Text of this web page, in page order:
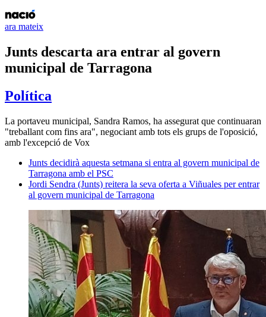
ara mateix
Junts descarta ara entrar al govern
municipal de Tarragona
Política
La portaveu municipal, Sandra Ramos, ha assegurat que continuaran
"treballant com fins ara", negociant amb tots els grups de l'oposició,
amb l'excepció de Vox
Junts decidirà aquesta setmana si entra al govern municipal de
Tarragona amb el PSC
Jordi Sendra (Junts) reitera la seva oferta a Viñuales per entrar
al govern municipal de Tarragona